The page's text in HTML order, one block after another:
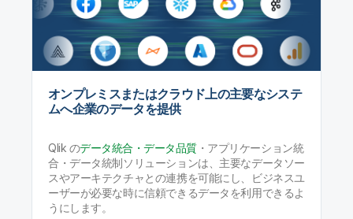
オンプレミスまたはクラウド上の主要なシステ
ムへ企業のデータを提供
Qlik のデータ統合・データ品質・アプリケーション統
合・データ統制ソリューションは、主要なデータソー
スやアーキテクチャとの連携を可能にし、ビジネスユ
ーザーが必要な時に信頼できるデータを利用できるよ
うにします。